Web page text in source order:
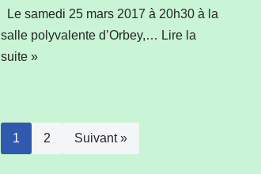
Le samedi 25 mars 2017 à 20h30 à la
salle polyvalente d’Orbey,… Lire la
suite »
1 2 Suivant »